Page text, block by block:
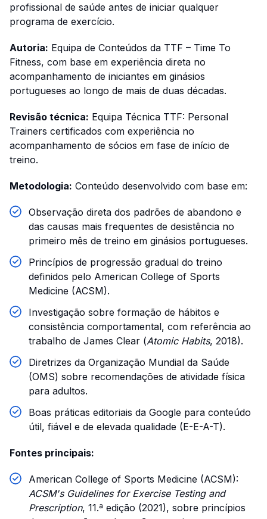
profissional de saúde antes de iniciar qualquer
programa de exercício.
Autoria: Equipa de Conteúdos da TTF – Time To
Fitness, com base em experiência direta no
acompanhamento de iniciantes em ginásios
portugueses ao longo de mais de duas décadas.
Revisão técnica: Equipa Técnica TTF: Personal
Trainers certificados com experiência no
acompanhamento de sócios em fase de início de
treino.
Metodologia: Conteúdo desenvolvido com base em:
Observação direta dos padrões de abandono e
das causas mais frequentes de desistência no
primeiro mês de treino em ginásios portugueses.
Princípios de progressão gradual do treino
definidos pelo American College of Sports
Medicine (ACSM).
Investigação sobre formação de hábitos e
consistência comportamental, com referência ao
trabalho de James Clear (Atomic Habits, 2018).
Diretrizes da Organização Mundial da Saúde
(OMS) sobre recomendações de atividade física
para adultos.
Boas práticas editoriais da Google para conteúdo
útil, fiável e de elevada qualidade (E-E-A-T).
Fontes principais:
American College of Sports Medicine (ACSM):
ACSM's Guidelines for Exercise Testing and
Prescription, 11.ª edição (2021), sobre princípios